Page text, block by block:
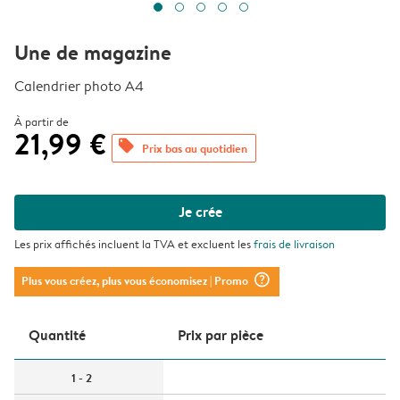
Une de magazine
Calendrier photo A4
À partir de
21,99 € offers Prix bas au quotidien
Je crée
Les prix affichés incluent la TVA et excluent lesfrais de livraison
Plus vous créez, plus vous économisez| Promo question_mark_circle
Quantité Prix ​​par pièce
1 - 2